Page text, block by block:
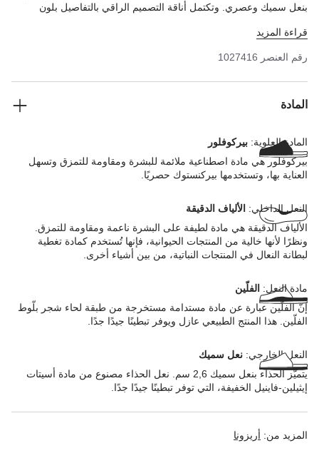
بنعل سميك وعصري. وتكتمل أناقة التصميم الراقي بالتفاصيل بلون
على البشرة والمتينة.
قراءة المزيد
رقم العنصر 1027416
المادة
المادة العلوية: بيركوفلور
بيركوفلور هي مادة اصطناعية ملائمة للبشرة ومقاومة للتمزق وتسهل
العناية بها، وتستخدمها بيركنستوك حصريًا.
النعل الداخلي: الألياف الدقيقة
الألياف الدقيقة هي مادة لطيفة على البشرة ناعمة ومقاومة للتمزق.
ونظرًا لأنها خالية من المنتجات الحيوانية، فإنها تُستخدم كمادة تغطية
لبطانة النعال في المنتجات النباتية، من بين أشياء أخرى.
مادة النعل: الفلّين
إنّ الفلّين عبارة عن مادة مستدامة مستخرجة من طبقة لحاء شجر بلّوط
الفلّين. هذا المنتج الطبيعي عازل ويوفر تبطينًا جيدًا جدًا.
النعل الخارجي: نعل سميك
يتميّز الحذاء بنعل سميك 2,6 سم. نعل الحذاء مصنوع من مادة أسيتات
إيثيلين-فاينيل الخفيفة، التي توفر تبطينًا جيدًا جدًا.
المزيد من: أريزونا